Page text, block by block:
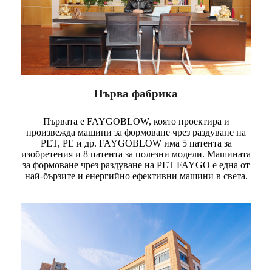
Първа фабрика
Първата е FAYGOBLOW, която проектира и
произвежда машини за формоване чрез раздуване на
PET, PE и др. FAYGOBLOW има 5 патента за
изобретения и 8 патента за полезни модели. Машината
за формоване чрез раздуване на PET FAYGO е една от
най-бързите и енергийно ефективни машини в света.